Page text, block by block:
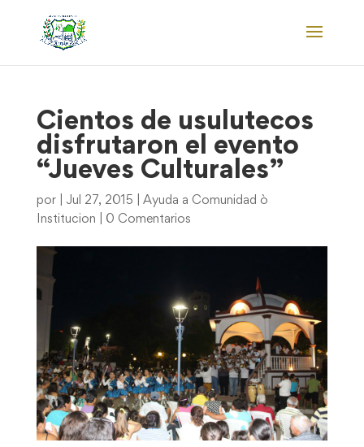
Cientos de usulutecos
disfrutaron el evento
“Jueves Culturales”
por Jul 27, 2015
Ayuda a Comunidad ò
Institucion
0 Comentarios